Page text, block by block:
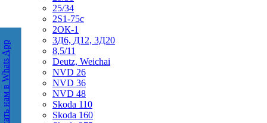
25/34
2S1-75с
2ОК-1
3Д6, Д12, 3Д20
8,5/11
Deutz, Weichai
NVD 26
NVD 36
NVD 48
Skoda 110
Skoda 160
Написать нам в WhatsApp
Написать нам в Whats App